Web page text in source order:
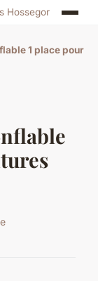
Hossegor
1 place pour